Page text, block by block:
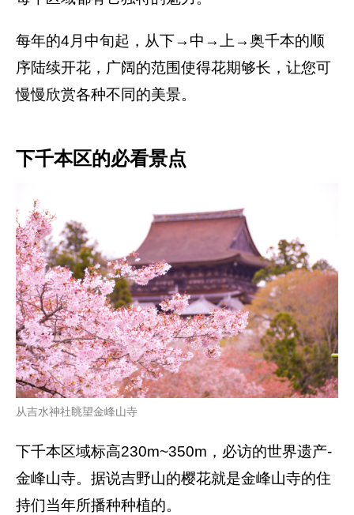
每年的4月中旬起，从下→中→上→奥千本的顺
序陆续开花，广阔的范围使得花期够长，让您可
慢慢欣赏各种不同的美景。
下千本区的必看景点
从吉水神社眺望金峰山寺
下千本区域标高230m~350m，必访的世界遗产-
金峰山寺。据说吉野山的樱花就是金峰山寺的住
持们当年所播种种植的。